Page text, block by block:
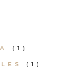
(1)
(1)